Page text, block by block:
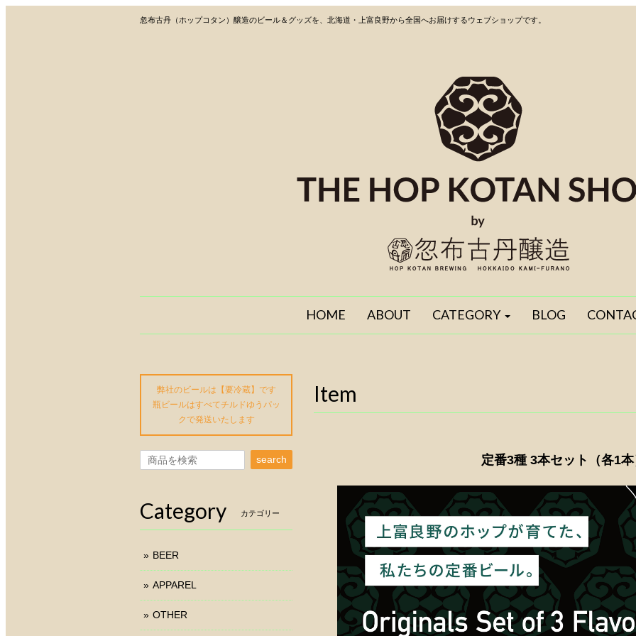
忽布古丹（ホップコタン）醸造のビール＆グッズを、北海道・上富良野から全国へお届けするウェブショップです。
HOME ABOUT CATEGORY BLOG
Item
定番3種 3本セット（各1
弊社のビールは【要冷蔵】です
瓶ビールはすべてチルドゆうパッ
クで発送いたします
search
Category カテゴリー
BEER
APPAREL
OTHER